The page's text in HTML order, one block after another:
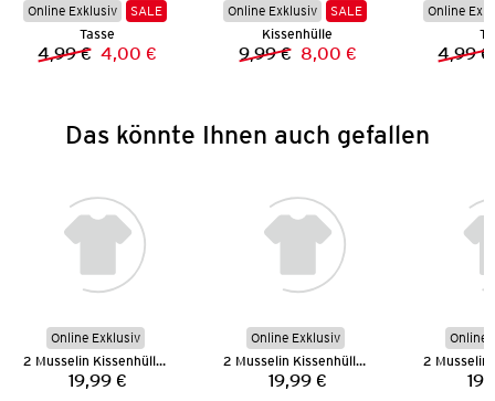
Online Exklusiv
SALE
Tasse
Vorheriger Preis:
4,99 € Neuer Preis:
4,00 €
Online Exklusiv
SALE
Kissenhülle
Vorheriger Preis:
9,99 € Neuer Preis:
8,00 €
Online
4,99 €
Das könnte Ihnen auch gefallen
Online Exklusiv
2 Musselin Kissenhüllen
Preis:
19,99 €
Online Exklusiv
2 Musselin Kissenhüllen
Preis:
19,99 €
Online